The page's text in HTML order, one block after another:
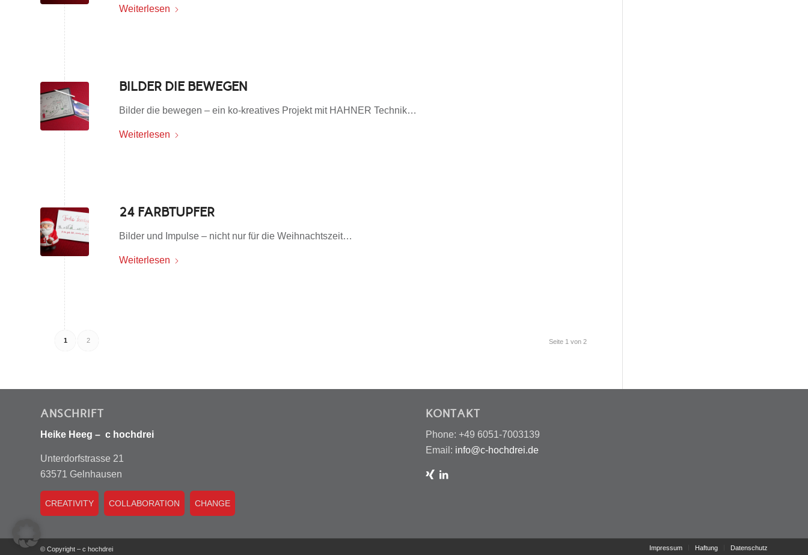
Weiterlesen
BILDER DIE BEWEGEN
Bilder die bewegen – ein ko-kreatives Projekt mit HAHNER Technik…
Weiterlesen
24 FARBTUPFER
Bilder und Impulse – nicht nur für die Weihnachtszeit…
Weiterlesen
Seite 1 von 2
1 2
ANSCHRIFT
Heike Heeg – c hochdrei
Unterdorfstrasse 21
63571 Gelnhausen
CREATIVITY COLLABORATION CHANGE
KONTAKT
Phone: +49 6051-7003139
Email: info@c-hochdrei.de
© Copyright – c hochdrei Impressum Haftung Datenschutz